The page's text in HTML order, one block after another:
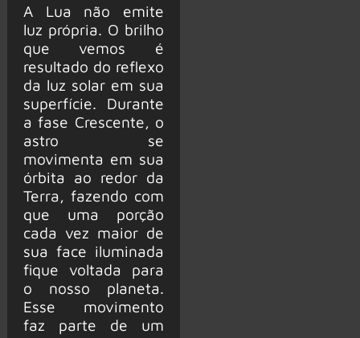
A Lua não emite
luz própria. O brilho
que vemos é
resultado do reflexo
da luz solar em sua
superfície. Durante
a fase Crescente, o
astro se
movimenta em sua
órbita ao redor da
Terra, fazendo com
que uma porção
cada vez maior de
sua face iluminada
fique voltada para
o nosso planeta.
Esse movimento
faz parte de um